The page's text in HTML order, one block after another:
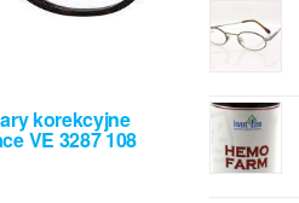
korekcyjne
VE 3287 108